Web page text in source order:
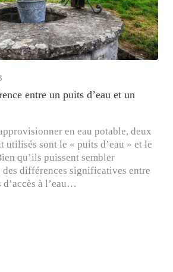
entre un puits d’eau et un
en eau potable, deux
utilisés sont le « puits d’eau » et le
qu’ils puissent sembler
différences significatives entre
d’accès à l’eau…